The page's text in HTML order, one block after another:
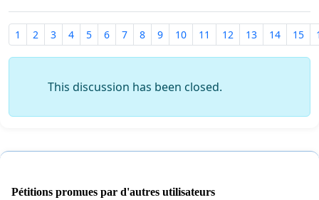
1 2 3 4 5 6 7 8 9 10 11 12 13 14 15
This discussion has been closed.
Pétitions promues par d'autres utilisateurs